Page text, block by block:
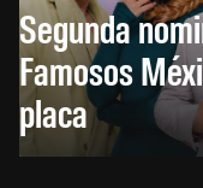
Segunda
Famosos
placa